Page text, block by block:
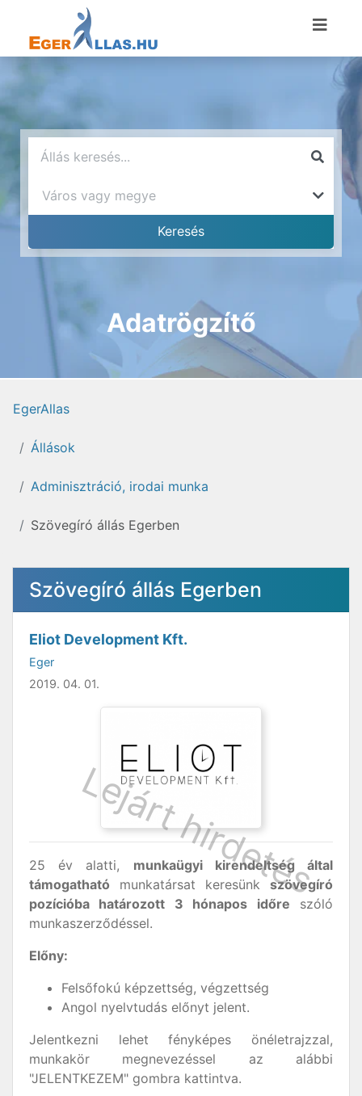
Adatrögzítő
EgerAllas
Állások
Adminisztráció, irodai munka
Szövegíró állás Egerben
Szövegíró állás Egerben
Eliot Development Kft.
Eger
2019. 04. 01.
25 év alatti, munkaügyi kirendeltség által
támogatható munkatársat keresünk szövegíró
pozícióba határozott 3 hónapos időre szóló
munkaszerződéssel.
Előny:
Felsőfokú képzettség, végzettség
Angol nyelvtudás előnyt jelent.
Jelentkezni lehet fényképes önéletrajzzal,
munkakör megnevezéssel az alábbi
"JELENTKEZEM" gombra kattintva.